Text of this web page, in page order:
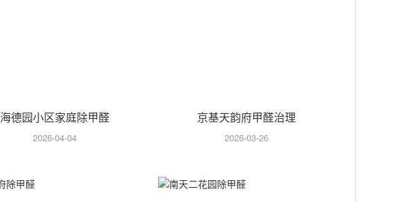
海德园小区家庭除甲醛
2026-04-04
京基天韵府甲醛治理
2026-03-26